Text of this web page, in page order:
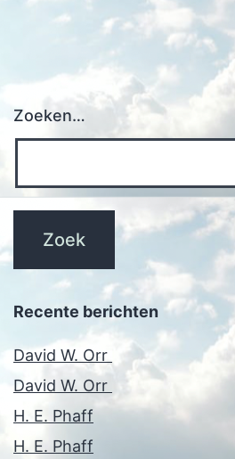
Zoeken…
Recente berichten
David W. Orr
David W. Orr
H. E. Phaff
H. E. Phaff